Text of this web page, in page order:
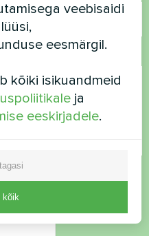
veebisaidi
eesmärgil.
kõiki isikuandmeid
ja
eeskirjadele.
kõik